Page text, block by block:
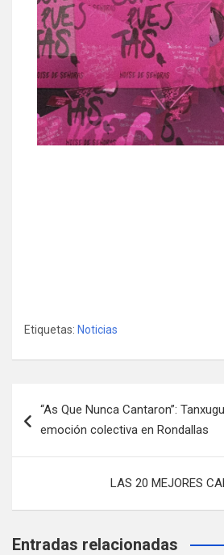
Etiquetas: Noticias
de
“As Que Nunca Cantaron”:
emoción colectiva en Rondallas
LAS 20 MEJORES
Entradas relacionadas